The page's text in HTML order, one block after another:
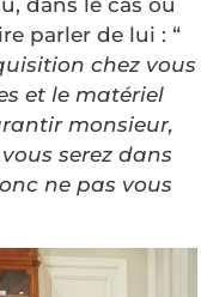
dans le cas où
parler de lui : “
chez vous
et le matériel
monsieur,
serez dans
ne pas vous